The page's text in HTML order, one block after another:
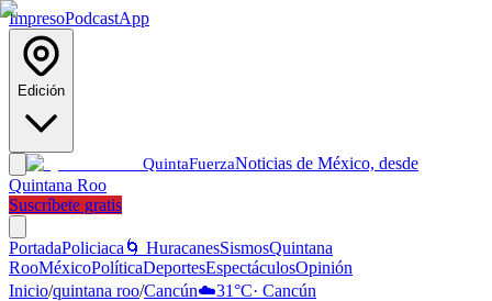
ImpresoPodcastApp
Edición
QuintaFuerzaNoticias de México, desde
Quintana Roo
Suscríbete gratis
PortadaPoliciaca 🌀 HuracanesSismosQuintana
RooMéxicoPolíticaDeportesEspectáculosOpinión
Inicio/quintana roo/Cancún☁️31°C· Cancún